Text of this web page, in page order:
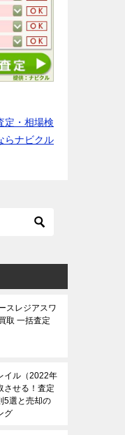
定・相場検
らナビクル
スレジアスワ
取 一括査定
イル（2022年
させる！査定
5選と売却の
グ